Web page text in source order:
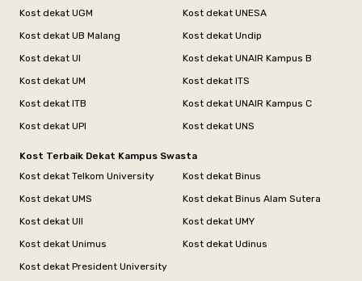
Kost dekat UGM
Kost dekat UNESA
Kost dekat UB Malang
Kost dekat Undip
Kost dekat UI
Kost dekat UNAIR Kampus B
Kost dekat UM
Kost dekat ITS
Kost dekat ITB
Kost dekat UNAIR Kampus C
Kost dekat UPI
Kost dekat UNS
Kost Terbaik Dekat Kampus Swasta
Kost dekat Telkom University
Kost dekat Binus
Kost dekat UMS
Kost dekat Binus Alam Sutera
Kost dekat UII
Kost dekat UMY
Kost dekat Unimus
Kost dekat Udinus
Kost dekat President University